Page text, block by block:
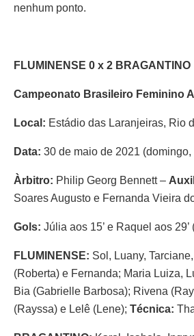
nenhum ponto.
FLUMINENSE 0 x 2 BRAGANTINO
Campeonato Brasileiro Feminino
Local: Estádio das Laranjeiras, Rio
Data: 30 de maio de 2021 (domingo,
Àrbitro: Philip Georg Bennett –
Soares Augusto e Fernanda Vieira
Gols: Júlia aos 15’ e Raquel aos
FLUMINENSE: Sol, Luany,
(Roberta) e Fernanda; Maria Luiza,
Bia (Gabrielle Barbosa); Rivena
(Rayssa) e Lelê (Lene); Técnica: